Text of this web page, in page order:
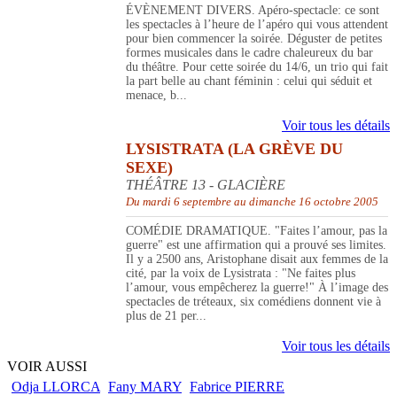
ÉVÈNEMENT DIVERS. Apéro-spectacle: ce sont
les spectacles à l’heure de l’apéro qui vous attendent
pour bien commencer la soirée. Déguster de petites
formes musicales dans le cadre chaleureux du bar
du théâtre. Pour cette soirée du 14/6, un trio qui fait
la part belle au chant féminin : celui qui séduit et
menace, b...
Voir tous les détails
LYSISTRATA (LA GRÈVE DU
SEXE)
THÉÂTRE 13 - GLACIÈRE
Du mardi 6 septembre au dimanche 16 octobre 2005
COMÉDIE DRAMATIQUE. "Faites l’amour, pas la
guerre" est une affirmation qui a prouvé ses limites.
Il y a 2500 ans, Aristophane disait aux femmes de la
cité, par la voix de Lysistrata : "Ne faites plus
l’amour, vous empêcherez la guerre!" À l’image des
spectacles de tréteaux, six comédiens donnent vie à
plus de 21 per...
Voir tous les détails
VOIR AUSSI
Odja LLORCA Fany MARY Fabrice PIERRE